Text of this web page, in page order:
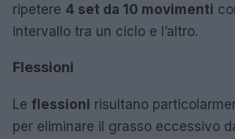
ripetere 4 set da 10 movimenti
intervallo tra un ciclo e l’altro.
Flessioni
Le flessioni risultano
per eliminare il grasso eccessivo